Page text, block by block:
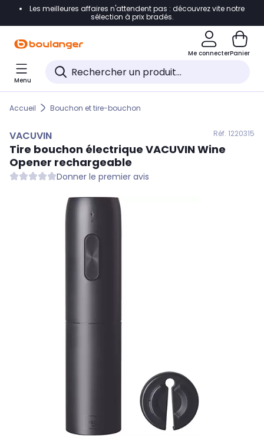
Accéder directement à la navigation
Accéder directement au pied de page
Accéder directement au chatbot
Les meilleures affaires n'attendent pas : découvrez vite notre
sélection à prix bradés.
Me connecterPanier
Menu
Accueil Bouchon et tire-bouchon
VACUVIN Réf. 1220315
Tire bouchon électrique VACUVINWine
Opener rechargeable
Donner le premier avis